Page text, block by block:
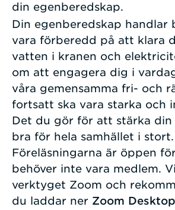
din egenberedskap.
Din egenberedskap handlar
vara förberedd på att klara
vatten i kranen och
om att engagera dig i
våra gemensamma fri- och
fortsatt ska vara starka och
Det du gör för att stärka din
bra för hela samhället i stort.
Föreläsningarna är öppen
behöver inte vara medlem.
verktyget Zoom och
du laddar ner Zoom